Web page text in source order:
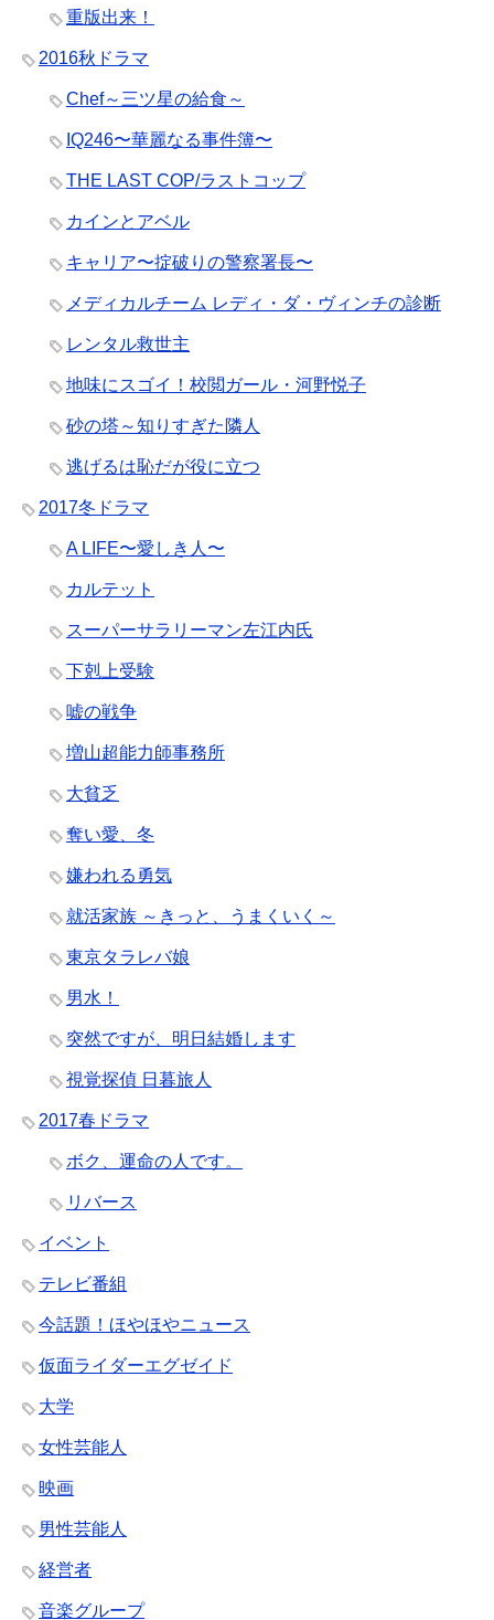
重版出来！
2016秋ドラマ
Chef～三ツ星の給食～
IQ246〜華麗なる事件簿〜
THE LAST COP/ラストコップ
カインとアベル
キャリア〜掟破りの警察署長〜
メディカルチーム レディ・ダ・ヴィンチの診断
レンタル救世主
地味にスゴイ！校閲ガール・河野悦子
砂の塔～知りすぎた隣人
逃げるは恥だが役に立つ
2017冬ドラマ
A LIFE〜愛しき人〜
カルテット
スーパーサラリーマン左江内氏
下剋上受験
嘘の戦争
増山超能力師事務所
大貧乏
奪い愛、冬
嫌われる勇気
就活家族 ～きっと、うまくいく～
東京タラレバ娘
男水！
突然ですが、明日結婚します
視覚探偵 日暮旅人
2017春ドラマ
ボク、運命の人です。
リバース
イベント
テレビ番組
今話題！ほやほやニュース
仮面ライダーエグゼイド
大学
女性芸能人
映画
男性芸能人
経営者
音楽グループ